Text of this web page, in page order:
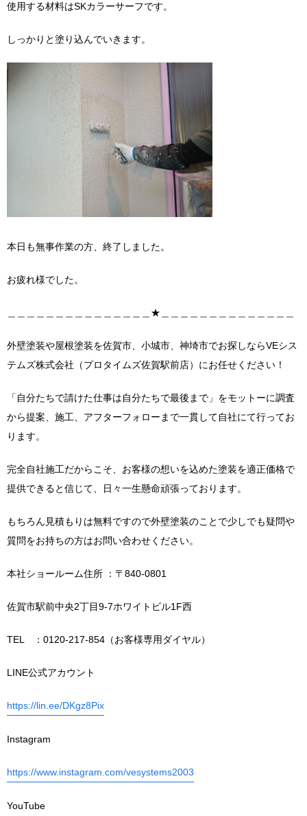
使用する材料はSKカラーサーフです。
しっかりと塗り込んでいきます。
本日も無事作業の方、終了しました。
お疲れ様でした。
＿＿＿＿＿＿＿＿＿＿＿＿＿＿＿★＿＿＿＿＿＿＿＿＿＿＿＿＿＿
外壁塗装や屋根塗装を佐賀市、小城市、神埼市でお探しならVEシス
テムズ株式会社（プロタイムズ佐賀駅前店）にお任せください！
「自分たちで請けた仕事は自分たちで最後まで」をモットーに調査
から提案、施工、アフターフォローまで一貫して自社にて行ってお
ります。
完全自社施工だからこそ、お客様の想いを込めた塗装を適正価格で
提供できると信じて、日々一生懸命頑張っております。
もちろん見積もりは無料ですので外壁塗装のことで少しでも疑問や
質問をお持ちの方はお問い合わせください。
本社ショールーム住所 ：〒840-0801
佐賀市駅前中央2丁目9-7ホワイトビル1F西
TEL ：0120-217-854（お客様専用ダイヤル）
LINE公式アカウント
https://lin.ee/DKgz8Pix
Instagram
https://www.instagram.com/vesystems2003
YouTube